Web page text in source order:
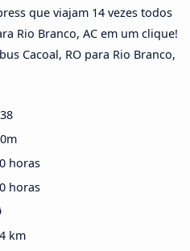
que viajam 14 vezes todos
Rio Branco, AC em um clique!
Cacoal, RO para Rio Branco,
horas
horas
km